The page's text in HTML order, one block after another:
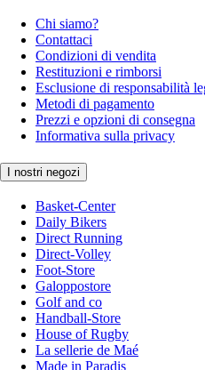
Chi siamo?
Contattaci
Condizioni di vendita
Restituzioni e rimborsi
Esclusione di responsabilità
Metodi di pagamento
Prezzi e opzioni di consegna
Informativa sulla privacy
I nostri negozi
Basket-Center
Daily Bikers
Direct Running
Direct-Volley
Foot-Store
Galoppostore
Golf and co
Handball-Store
House of Rugby
La sellerie de Maé
Made in Paradis